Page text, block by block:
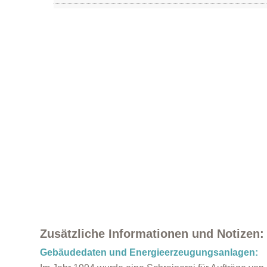
Zusätzliche Informationen und Notizen:
Gebäudedaten und Energieerzeugungsanlagen: